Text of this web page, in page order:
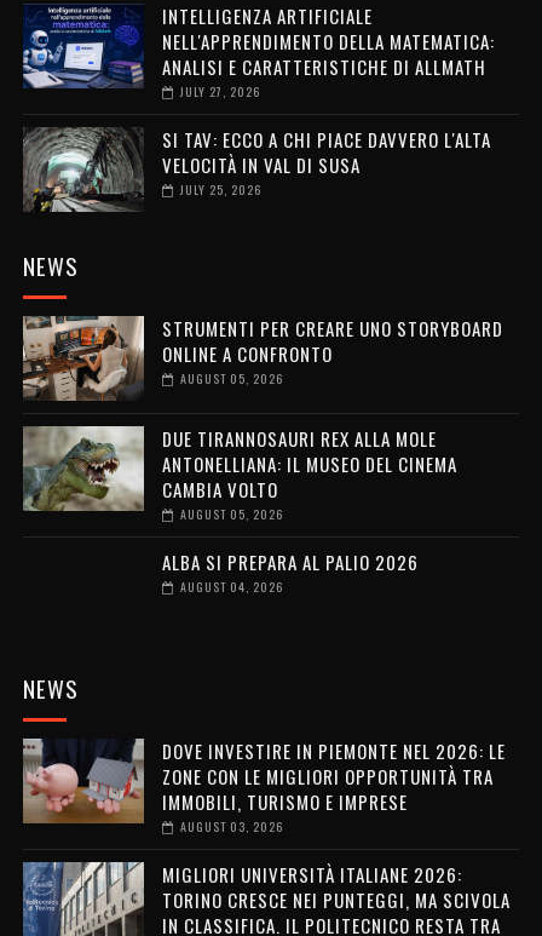
INTELLIGENZA ARTIFICIALE
NELL'APPRENDIMENTO DELLA MATEMATICA:
ANALISI E CARATTERISTICHE DI ALLMATH
JULY 27, 2026
SI TAV: ECCO A CHI PIACE DAVVERO L'ALTA
VELOCITÀ IN VAL DI SUSA
JULY 25, 2026
NEWS
STRUMENTI PER CREARE UNO STORYBOARD
ONLINE A CONFRONTO
AUGUST 05, 2026
DUE TIRANNOSAURI REX ALLA MOLE
ANTONELLIANA: IL MUSEO DEL CINEMA
CAMBIA VOLTO
AUGUST 05, 2026
ALBA SI PREPARA AL PALIO 2026
AUGUST 04, 2026
NEWS
DOVE INVESTIRE IN PIEMONTE NEL 2026: LE
ZONE CON LE MIGLIORI OPPORTUNITÀ TRA
IMMOBILI, TURISMO E IMPRESE
AUGUST 03, 2026
MIGLIORI UNIVERSITÀ ITALIANE 2026:
TORINO CRESCE NEI PUNTEGGI, MA SCIVOLA
IN CLASSIFICA. IL POLITECNICO RESTA TRA